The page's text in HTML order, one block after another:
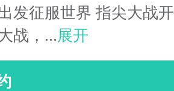
发征服世界 指尖大战开
战，...展开